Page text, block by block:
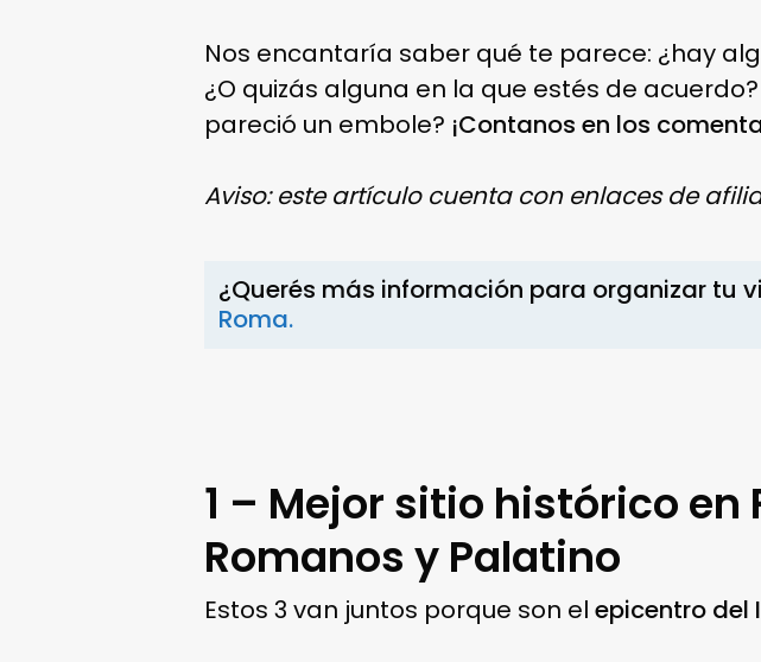
Nos encantaría saber qué te parece: ¿hay
¿O quizás alguna en la que estés de
pareció un embole? ¡Contanos en los
Aviso: este artículo cuenta con enlaces de
¿Querés más información para organizar tu
Roma.
1 – Mejor sitio histórico en
Romanos y Palatino
Estos 3 van juntos porque son el epicentro del